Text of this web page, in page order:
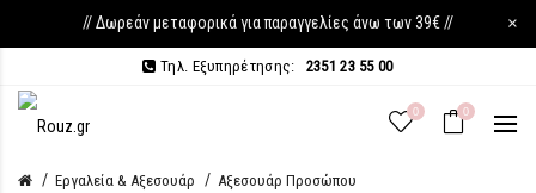
// Δωρεάν μεταφορικά για παραγγελίες άνω των 39€ // ×
Τηλ. Εξυπηρέτησης: 2351 23 55 00
0 0
Εργαλεία & Αξεσουάρ
Αξεσουάρ Προσώπου